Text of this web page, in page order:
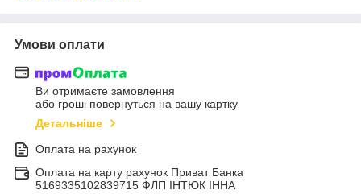
Умови оплати
Ви отримаєте замовлення
або гроші повернуться на вашу картку
Детальніше
Оплата на рахунок
Оплата на карту рахунок Приват Банка
5169335102839715 ФЛП ІНТЮК ІННА